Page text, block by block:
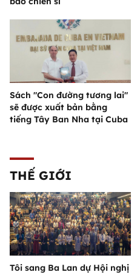
Sách "Con đường tương lai"
sẽ được xuất bản bằng
tiếng Tây Ban Nha tại Cuba
THẾ GIỚI
Tôi sang Ba Lan dự Hội nghị